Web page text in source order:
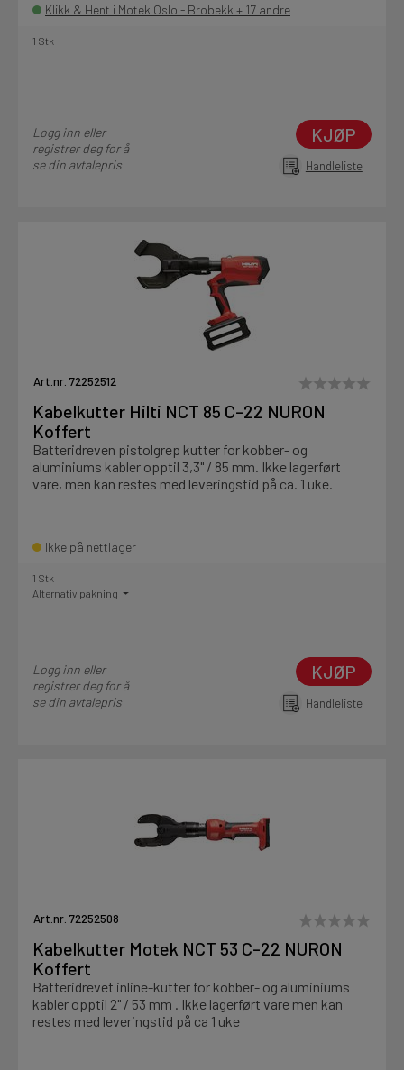
Klikk & Hent i Motek Oslo - Brobekk + 17 andre
1 Stk
Logg inn eller
registrer deg for å
se din avtalepris
KJØP
Handleliste
Art.nr. 72252512
Kabelkutter Hilti NCT 85 C-22 NURON
Koffert
Batteridreven pistolgrep kutter for kobber- og
aluminiums kabler opptil 3,3" / 85 mm. Ikke lagerført
vare, men kan restes med leveringstid på ca. 1 uke.
Ikke på nettlager
1 Stk
Alternativ pakning
Logg inn eller
registrer deg for å
se din avtalepris
KJØP
Handleliste
Art.nr. 72252508
Kabelkutter Motek NCT 53 C-22 NURON
Koffert
Batteridrevet inline-kutter for kobber- og aluminiums
kabler opptil 2" / 53 mm . Ikke lagerført vare men kan
restes med leveringstid på ca 1 uke